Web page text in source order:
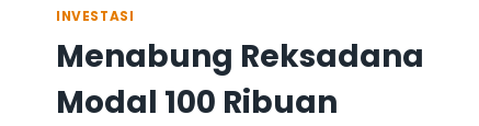
INVESTASI
Menabung Reksadana
Modal 100 Ribuan